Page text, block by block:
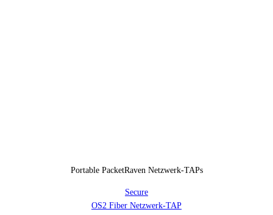
Portable PacketRaven Netzwerk-TAPs
Secure
OS2 Fiber Netzwerk-TAP